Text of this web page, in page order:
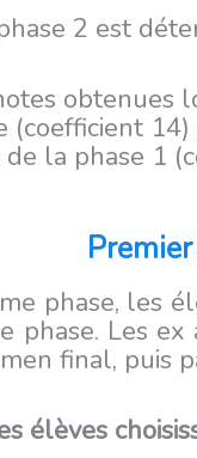
2 est
obtenues
(coefficient 14)
la phase 1
phase, les
phase. Les
final, puis
élèves